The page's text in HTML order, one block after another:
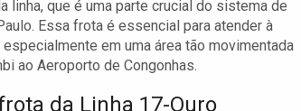
linha, que é uma parte crucial do sistema de
Essa frota é essencial para atender à
em uma área tão movimentada
ao Aeroporto de Congonhas.
da Linha 17-Ouro